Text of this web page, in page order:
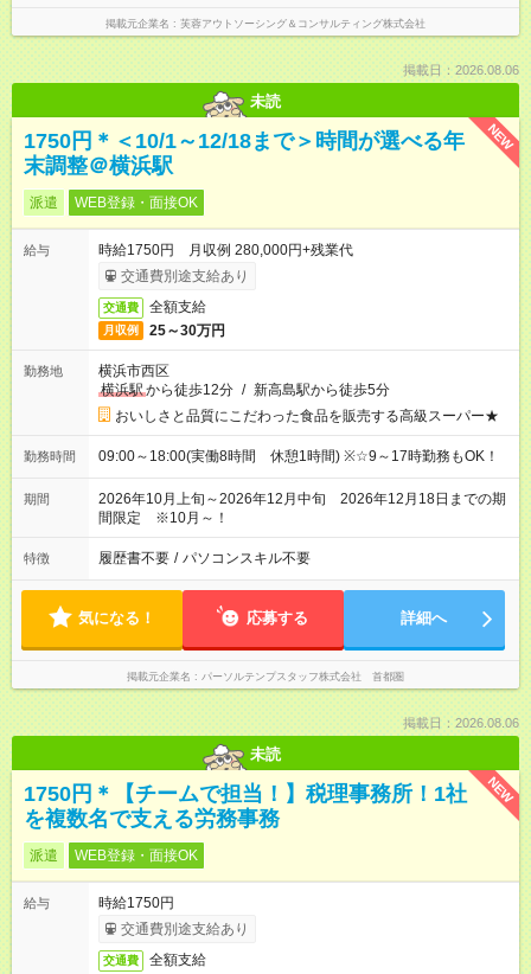
掲載元企業名 芙蓉アウトソーシング＆コンサルティング株式会社
掲載日：2026.08.06
未読
NEW
1750円＊＜10/1～12/18まで＞時間が選べる年
末調整＠横浜駅
派遣 WEB登録・面接OK
給与
時給1750円 月収例 280,000円+残業代
交通費別途支給あり
交通費 全額支給
月収例 25～30万円
勤務地
横浜市西区
横浜駅から徒歩12分 / 新高島駅から徒歩5分
おいしさと品質にこだわった食品を販売する高級スーパー★
勤務時間 09:00～18:00(実働8時間 休憩1時間) ※☆9～17時勤務もOK！
期間
2026年10月上旬～2026年12月中旬 2026年12月18日までの期
間限定 ※10月～！
特徴 履歴書不要 / パソコンスキル不要
気になる！ 応募する 詳細へ
掲載元企業名 パーソルテンプスタッフ株式会社 首都圏
掲載日：2026.08.06
未読
NEW
1750円＊【チームで担当！】税理事務所！1社
を複数名で支える労務事務
派遣 WEB登録・面接OK
給与
時給1750円
交通費別途支給あり
交通費 全額支給